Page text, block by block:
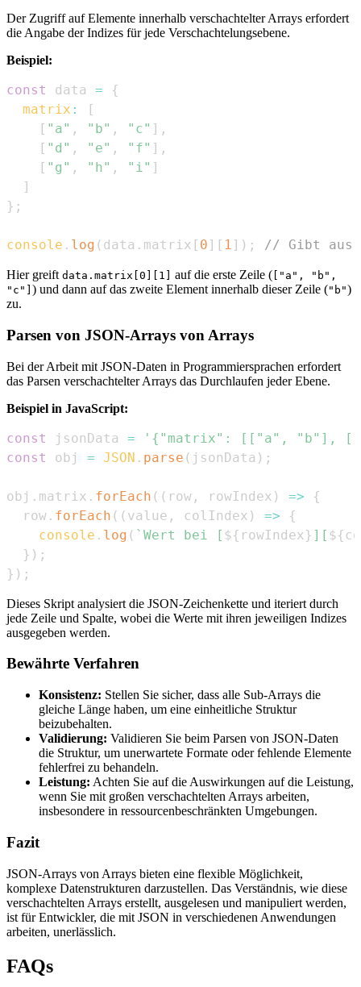
Der Zugriff auf Elemente innerhalb verschachtelter Arrays erfordert
die Angabe der Indizes für jede Verschachtelungsebene.
Beispiel:
const data =
{
matrix :
[
[ "a" , "b" , "c" ] ,
[ "d" , "e" , "f" ] ,
[ "g" , "h" , "i" ]
]
} ;
console . log ( data . matrix [ 0 ] [ 1 ] ) ; // Gibt
Hier greift data.matrix[0][1] auf die erste Zeile ( ["a", "b",
"c"] ) und dann auf das zweite Element innerhalb dieser Zeile ("b")
zu.
Parsen von JSON-Arrays von Arrays
Bei der Arbeit mit JSON-Daten in Programmiersprachen erfordert
das Parsen verschachtelter Arrays das Durchlaufen jeder Ebene.
Beispiel in JavaScript:
const jsonData =
'{"matrix": [["a", "b"],
const
obj = JSON . parse ( jsonData ) ;
obj . matrix . forEach ( ( row , rowIndex ) =>
{
  row
. forEach ( ( value , colIndex ) =>
{
console . log ( ` Wert bei [ ${ rowIndex } ][ ${
} ) ;
} ) ;
Dieses Skript analysiert die JSON-Zeichenkette und iteriert durch
jede Zeile und Spalte, wobei die Werte mit ihren jeweiligen Indizes
ausgegeben werden.
Bewährte Verfahren
Konsistenz: Stellen Sie sicher, dass alle Sub-Arrays die
gleiche Länge haben, um eine einheitliche Struktur
beizubehalten.
Validierung: Validieren Sie beim Parsen von JSON-Daten
die Struktur, um unerwartete Formate oder fehlende Elemente
fehlerfrei zu behandeln.
Leistung: Achten Sie auf die Auswirkungen auf die Leistung,
wenn Sie mit großen verschachtelten Arrays arbeiten,
insbesondere in ressourcenbeschränkten Umgebungen.
Fazit
JSON-Arrays von Arrays bieten eine flexible Möglichkeit,
komplexe Datenstrukturen darzustellen. Das Verständnis, wie diese
verschachtelten Arrays erstellt, ausgelesen und manipuliert werden,
ist für Entwickler, die mit JSON in verschiedenen Anwendungen
arbeiten, unerlässlich.
FAQs